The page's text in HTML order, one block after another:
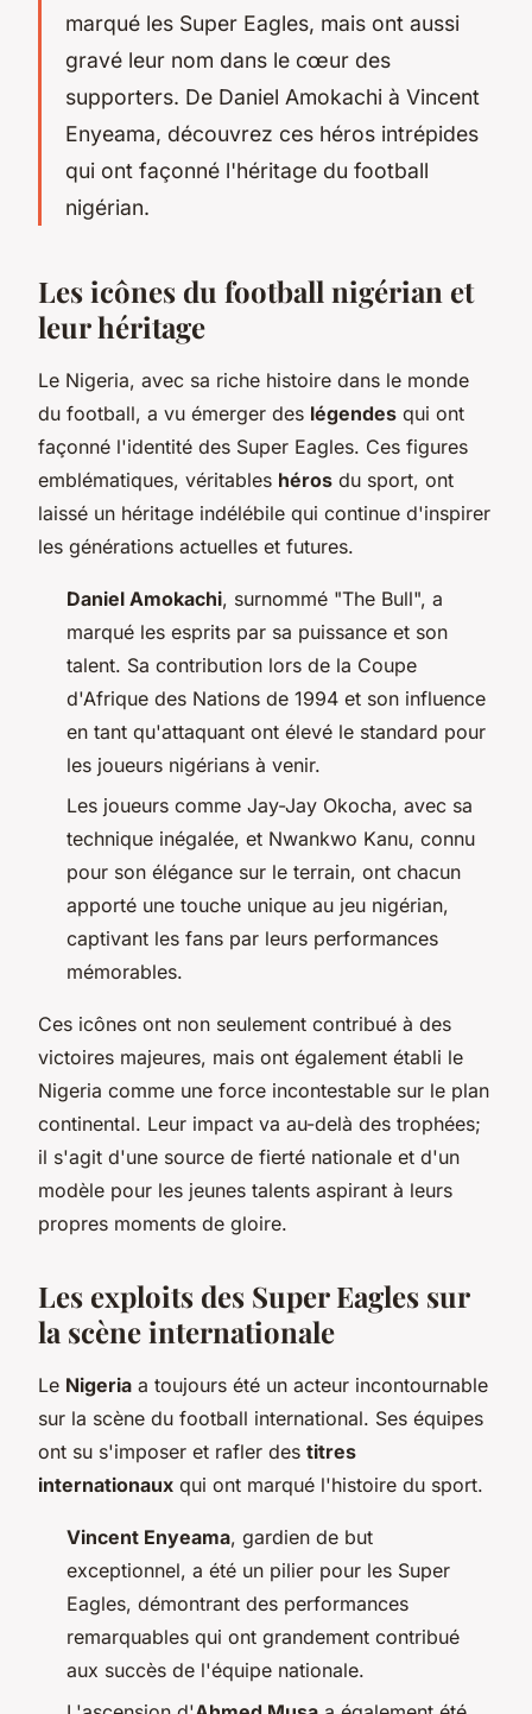
marqué les Super Eagles, mais ont aussi
gravé leur nom dans le cœur des
supporters. De Daniel Amokachi à Vincent
Enyeama, découvrez ces héros intrépides
qui ont façonné l'héritage du football
nigérian.
Les icônes du football nigérian et
leur héritage
Le Nigeria, avec sa riche histoire dans le monde
du football, a vu émerger des légendes qui ont
façonné l'identité des Super Eagles. Ces figures
emblématiques, véritables héros du sport, ont
laissé un héritage indélébile qui continue d'inspirer
les générations actuelles et futures.
Daniel Amokachi, surnommé "The Bull", a
marqué les esprits par sa puissance et son
talent. Sa contribution lors de la Coupe
d'Afrique des Nations de 1994 et son influence
en tant qu'attaquant ont élevé le standard pour
les joueurs nigérians à venir.
Les joueurs comme Jay-Jay Okocha, avec sa
technique inégalée, et Nwankwo Kanu, connu
pour son élégance sur le terrain, ont chacun
apporté une touche unique au jeu nigérian,
captivant les fans par leurs performances
mémorables.
Ces icônes ont non seulement contribué à des
victoires majeures, mais ont également établi le
Nigeria comme une force incontestable sur le plan
continental. Leur impact va au-delà des trophées;
il s'agit d'une source de fierté nationale et d'un
modèle pour les jeunes talents aspirant à leurs
propres moments de gloire.
Les exploits des Super Eagles sur
la scène internationale
Le Nigeria a toujours été un acteur incontournable
sur la scène du football international. Ses équipes
ont su s'imposer et rafler des titres
internationaux qui ont marqué l'histoire du sport.
Vincent Enyeama, gardien de but
exceptionnel, a été un pilier pour les Super
Eagles, démontrant des performances
remarquables qui ont grandement contribué
aux succès de l'équipe nationale.